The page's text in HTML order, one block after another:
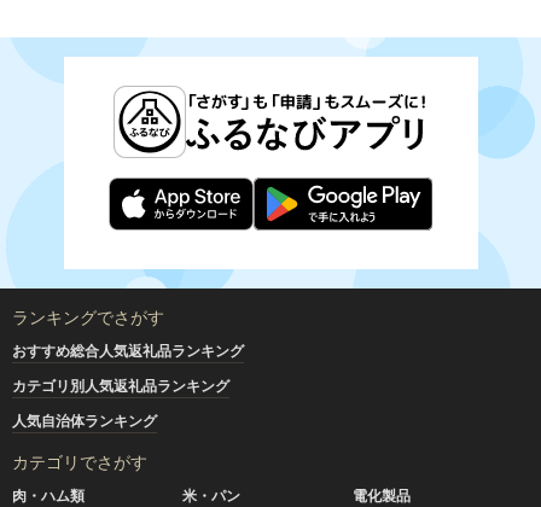
ランキングでさがす
おすすめ総合人気返礼品ランキング
カテゴリ別人気返礼品ランキング
人気自治体ランキング
カテゴリでさがす
肉・ハム類 米・パン
電化製品